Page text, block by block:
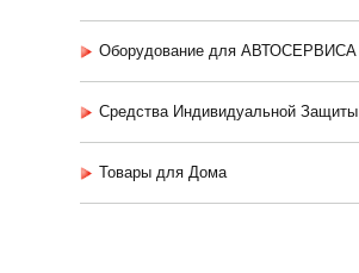
Оборудование для АВТОСЕРВИСА
Средства Индивидуальной Защиты
Товары для Дома